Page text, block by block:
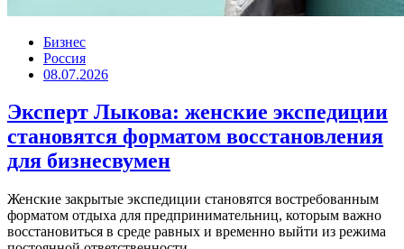
Бизнес
Россия
08.07.2026
Эксперт Лыкова: женские экспедиции
становятся форматом восстановления
для бизнесвумен
Женские закрытые экспедиции становятся востребованным
форматом отдыха для предпринимательниц, которым важно
восстановиться в среде равных и временно выйти из режима